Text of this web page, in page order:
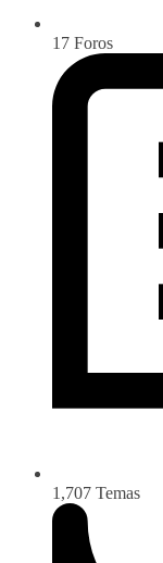
17 Foros
1,707 Temas